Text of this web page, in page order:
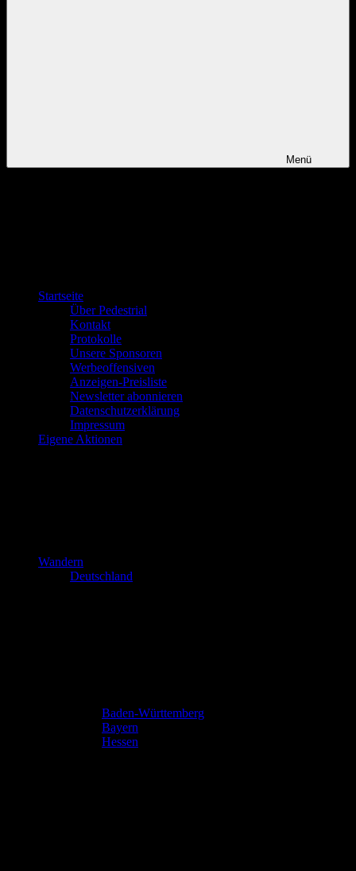
Menü
Startseite
Über Pedestrial
Kontakt
Protokolle
Unsere Sponsoren
Werbeoffensiven
Anzeigen-Preisliste
Newsletter abonnieren
Datenschutzerklärung
Impressum
Eigene Aktionen
Wandern
Deutschland
Baden-Württemberg
Bayern
Hessen